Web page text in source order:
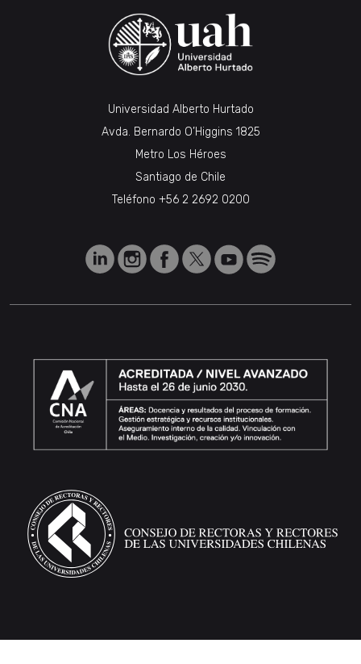
Universidad Alberto Hurtado
Avda. Bernardo O’Higgins 1825
Metro Los Héroes
Santiago de Chile
Teléfono +56 2 2692 0200